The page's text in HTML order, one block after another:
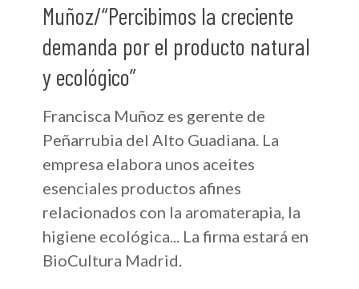
Muñoz/“Percibimos la creciente
demanda por el producto natural
y ecológico”
Francisca Muñoz es gerente de
Peñarrubia del Alto Guadiana. La
empresa elabora unos aceites
esenciales productos afines
relacionados con la aromaterapia, la
higiene ecológica... La firma estará en
BioCultura Madrid.